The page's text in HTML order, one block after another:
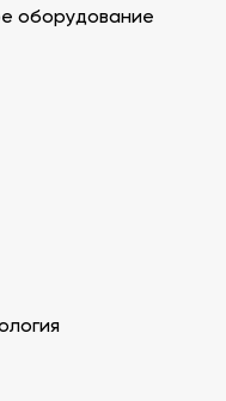
оборудование